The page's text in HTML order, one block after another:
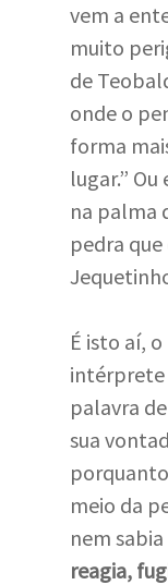
vem a
muito
de
onde o
forma
lugar.”
na palma
pedra
É isto aí,
intérprete
palavra
sua
meio da
nem
reagia,